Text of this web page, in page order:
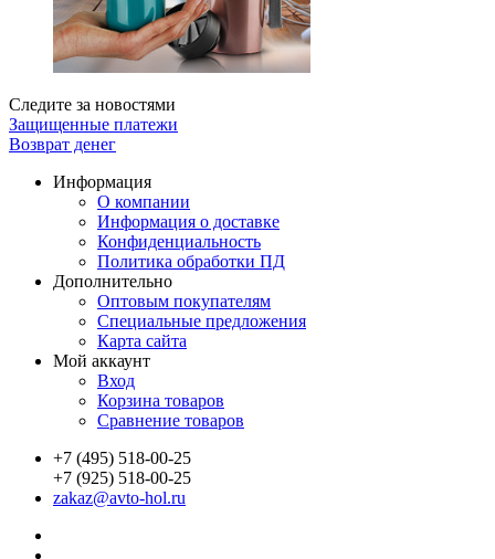
Следите за новостями
Защищенные платежи
Возврат денег
Информация
О компании
Информация о доставке
Конфиденциальность
Политика обработки ПД
Дополнительно
Оптовым покупателям
Специальные предложения
Карта сайта
Мой аккаунт
Вход
Корзина товаров
Сравнение товаров
+7 (495) 518-00-25
+7 (925) 518-00-25
zakaz@avto-hol.ru